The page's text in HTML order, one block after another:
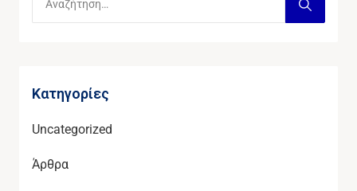
Kατηγορίες
Uncategorized
Άρθρα